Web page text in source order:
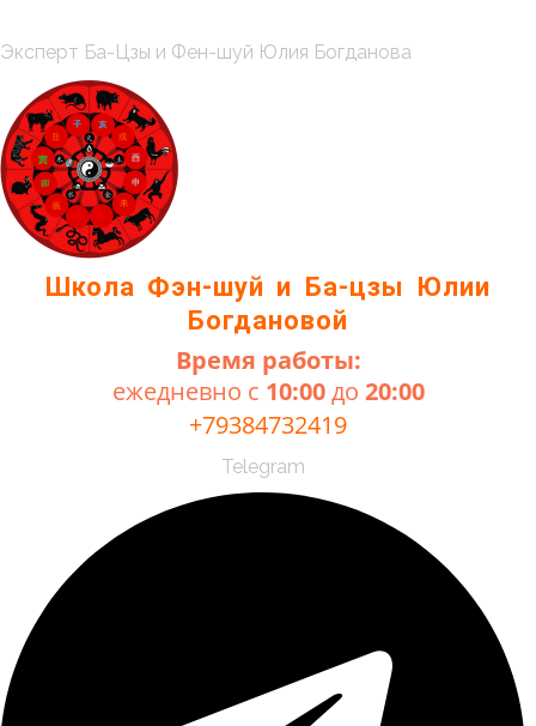
к
содержимому
Эксперт Ба-Цзы и Фен-шуй Юлия Богданова
Школа Фэн-шуй и Ба-цзы Юлии
Богдановой
Время работы:
ежедневно с 10:00до 20:00
+79384732419
Telegram
Меню